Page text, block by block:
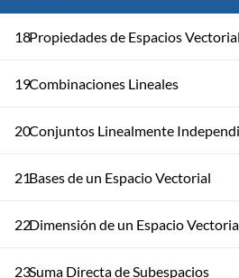
18Propiedades de Espacios
19Combinaciones Lineales
20Conjuntos Linealmente
21Bases de un Espacio Vectorial
22Dimensión de un Espacio
23Suma Directa de Subespacios